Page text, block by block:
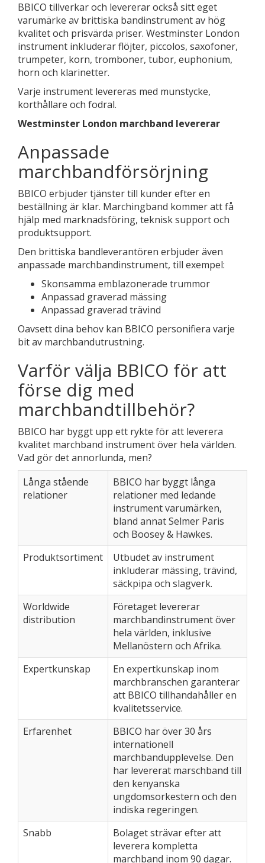
BBICO tillverkar och levererar också sitt eget
varumärke av brittiska bandinstrument av hög
kvalitet och prisvärda priser. Westminster London
instrument inkluderar flöjter, piccolos, saxofoner,
trumpeter, korn, tromboner, tubor, euphonium,
horn och klarinetter.
Varje instrument levereras med munstycke,
korthållare och fodral.
Westminster London marchband levererar
Anpassade
marchbandförsörjning
BBICO erbjuder tjänster till kunder efter en
beställning är klar. Marchingband kommer att få
hjälp med marknadsföring, teknisk support och
produktsupport.
Den brittiska bandleverantören erbjuder även
anpassade marchbandinstrument, till exempel:
Skonsamma emblazonerade trummor
Anpassad graverad mässing
Anpassad graverad trävind
Oavsett dina behov kan BBICO personifiera varje
bit av marchbandutrustning.
Varför välja BBICO för att
förse dig med
marchbandtillbehör?
BBICO har byggt upp ett rykte för att leverera
kvalitet marchband instrument över hela världen.
Vad gör det annorlunda, men?
Långa stående
relationer
BBICO har byggt långa
relationer med ledande
instrument varumärken,
bland annat Selmer Paris
och Boosey & Hawkes.
Produktsortiment
Utbudet av instrument
inkluderar mässing, trävind,
säckpipa och slagverk.
Worldwide
distribution
Företaget levererar
marchbandinstrument över
hela världen, inklusive
Mellanöstern och Afrika.
Expertkunskap
En expertkunskap inom
marchbranschen garanterar
att BBICO tillhandahåller en
kvalitetsservice.
Erfarenhet
BBICO har över 30 års
internationell
marchbandupplevelse. Den
har levererat marschband till
den kenyanska
ungdomsorkestern och den
indiska regeringen.
Snabb
Bolaget strävar efter att
leverera kompletta
marchband inom 90 dagar.